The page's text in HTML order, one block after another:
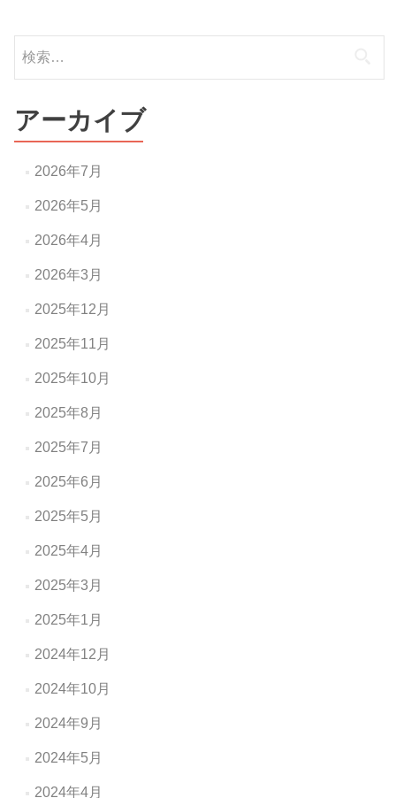
ゲ
ー
ョ
ン
索:
アーカイブ
2026年7月
2026年5月
2026年4月
2026年3月
2025年12月
2025年11月
2025年10月
2025年8月
2025年7月
2025年6月
2025年5月
2025年4月
2025年3月
2025年1月
2024年12月
2024年10月
2024年9月
2024年5月
2024年4月